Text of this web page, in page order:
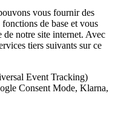
vous fournir des
de base et vous
de notre site internet. Avec
tiers suivants sur ce
Event Tracking)
Consent Mode, Klarna,